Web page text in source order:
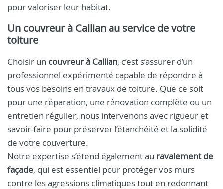
pour valoriser leur habitat.
Un couvreur à Callian au service de votre
toiture
Choisir un couvreur à Callian, c’est s’assurer d’un
professionnel expérimenté capable de répondre à
tous vos besoins en travaux de toiture. Que ce soit
pour une réparation, une rénovation complète ou un
entretien régulier, nous intervenons avec rigueur et
savoir-faire pour préserver l’étanchéité et la solidité
de votre couverture.
Notre expertise s’étend également au ravalement de
façade, qui est essentiel pour protéger vos murs
contre les agressions climatiques tout en redonnant